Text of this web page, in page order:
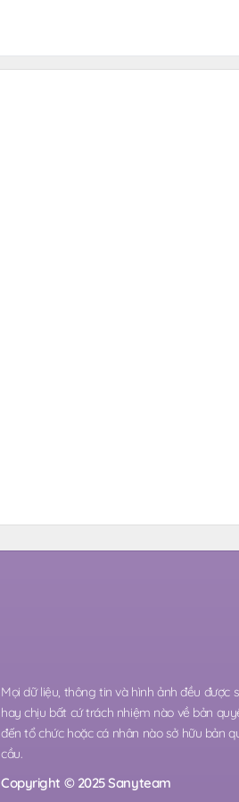
Mọi dữ liệu, thông tin và hình ảnh đều
hay chịu bất cứ trách nhiệm nào về bản
đến tổ chức hoặc cá nhân nào sở hữu bản
cầu.
Copyright © 2025 Sanyteam